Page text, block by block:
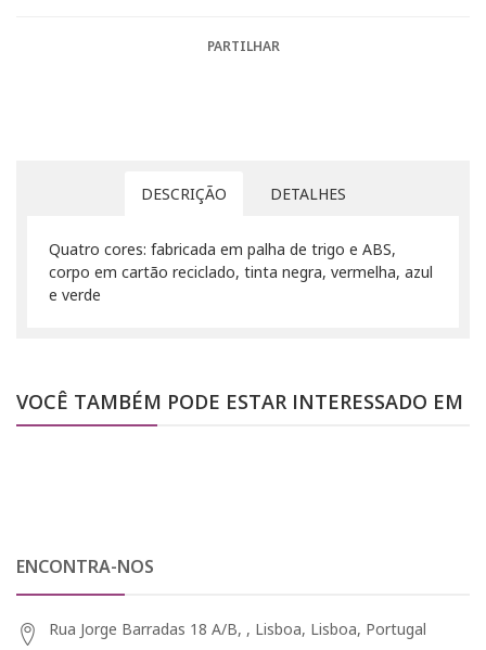
PARTILHAR
DESCRIÇÃO DETALHES
Quatro cores: fabricada em palha de trigo e ABS,
corpo em cartão reciclado, tinta negra, vermelha, azul
e verde
VOCÊ TAMBÉM PODE ESTAR INTERESSADO EM
ENCONTRA-NOS
Rua Jorge Barradas 18 A/B, , Lisboa, Lisboa, Portugal